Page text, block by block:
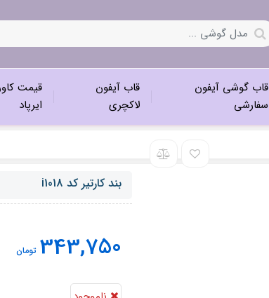
قاب گوشی آیفون
سفارشی
قاب آیفون
لاکچری
قیمت
ایرپاد
بند کارتیر کد i1018
343,750 تومان